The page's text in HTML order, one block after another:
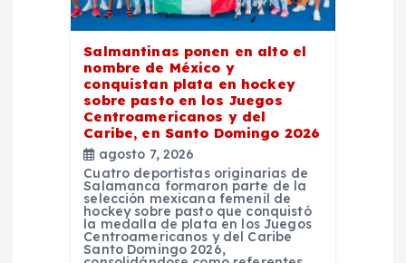
Salmantinas ponen en alto el
nombre de México y
conquistan plata en hockey
sobre pasto en los Juegos
Centroamericanos y del
Caribe, en Santo Domingo 2026
agosto 7, 2026
Cuatro deportistas originarias de
Salamanca formaron parte de la
selección mexicana femenil de
hockey sobre pasto que conquistó
la medalla de plata en los Juegos
Centroamericanos y del Caribe
Santo Domingo 2026,